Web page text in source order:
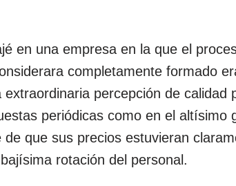
en una empresa en la que el
completamente formado
percepción de calidad
periódicas como en el altísimo
que sus precios estuvieran
rotación del personal.